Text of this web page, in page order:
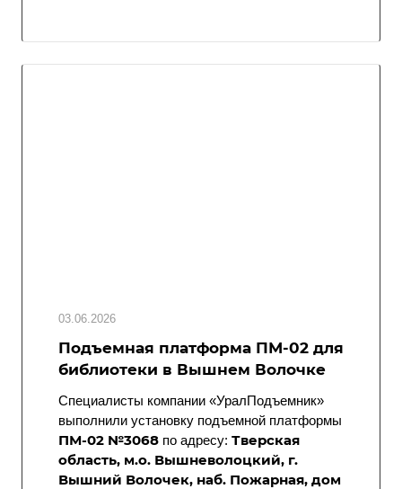
03.06.2026
Подъемная платформа ПМ-02 для
библиотеки в Вышнем Волочке
Специалисты компании «УралПодъемник»
выполнили установку подъемной платформы
ПМ-02 №3068 по адресу: Тверская
область, м.о. Вышневолоцкий, г.
Вышний Волочек, наб. Пожарная, дом